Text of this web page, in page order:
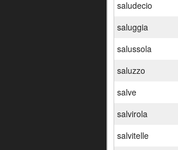
saludecio
saluggia
salussola
saluzzo
salve
salvirola
salvitelle